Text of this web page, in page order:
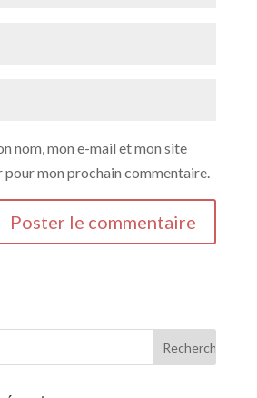
nom, mon e-mail et mon site
pour mon prochain commentaire.